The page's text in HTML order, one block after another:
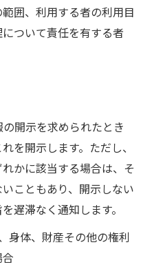
囲、利用する者の利用目
ついて責任を有する者
開示を求められたとき
を開示します。ただし、
かに該当する場合は、そ
こともあり、開示しない
遅滞なく通知します。
身体、財産その他の権利